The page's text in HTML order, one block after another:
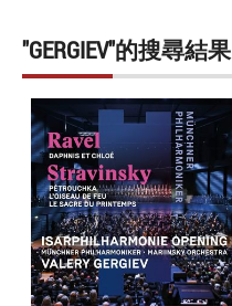
"GERGIEV"的搜尋結果